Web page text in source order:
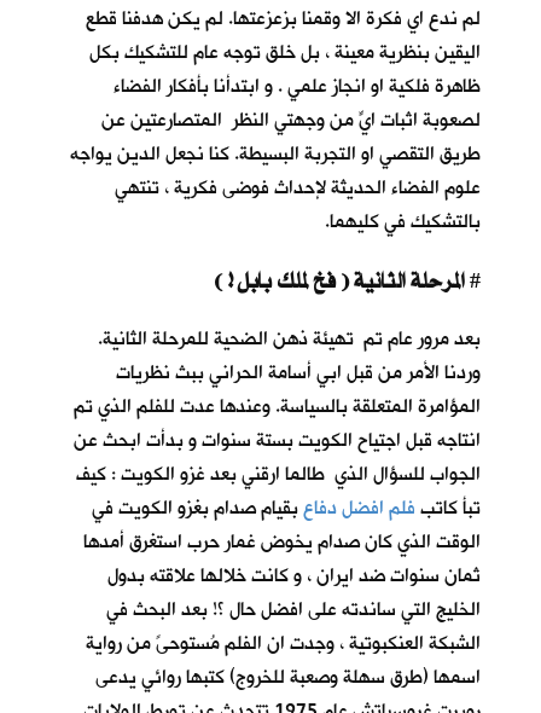
لم ندع اي فكرة الا وقمنا بزعزعتها. لم يكن هدفنا قطع
اليقين بنظرية معينة ، بل خلق توجه عام للتشكيك بكل
ظاهرة فلكية او انجاز علمي . و ابتدأنا بأفكار الفضاء
لصعوبة اثبات ايٍّ من وجهتي النظر المتصارعتين عن
طريق التقصي او التجربة البسيطة. كنا نجعل الدين يواجه
علوم الفضاء الحديثة لإحداث فوضى فكرية ، تنتهي
بالتشكيك في كليهما.
#
بعد مرور عام تم تهيئة ذهن الضحية للمرحلة الثانية.
وردنا الأمر من قبل ابي أسامة الحراني ببث نظريات
المؤامرة المتعلقة بالسياسة. وعندها عدت للفلم الذي تم
انتاجه قبل اجتياح الكويت بستة سنوات و بدأت ابحث عن
الجواب للسؤال الذي طالما ارقني بعد غزو الكويت : كيف
تبأ كاتبفلم افضل دفاعبقيام صدام بغزو الكويت في
الوقت الذي كان صدام يخوض غمار حرب استغرق أمدها
ثمان سنوات ضد ايران ، و كانت خلالها علاقته بدول
الخليج التي ساندته على افضل حال ؟! بعد البحث في
الشبكة العنكبوتية ، وجدت ان الفلم مُستوحىً من رواية
اسمها (طرق سهلة وصعبة للخروج) كتبها روائي يدعى